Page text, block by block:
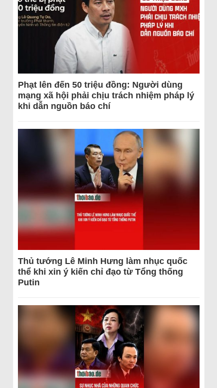
Phạt lên đến 50 triệu đồng: Người dùng
mạng xã hội phải chịu trách nhiệm pháp lý
khi dẫn nguồn báo chí
Thủ tướng Lê Minh Hưng làm nhục quốc
thể khi xin ý kiến chỉ đạo từ Tổng thống
Putin